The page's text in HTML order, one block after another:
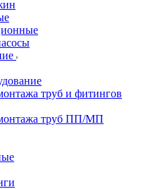
труб и фитингов
труб ПП/МП